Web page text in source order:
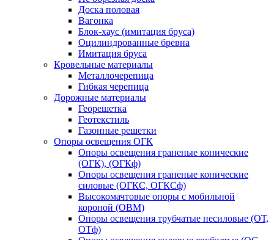
Доска половая
Вагонка
Блок-хаус (имитация бруса)
Оцилиндрованные бревна
Имитация бруса
Кровельные материалы
Металлочерепица
Гибкая черепица
Дорожные материалы
Георешетка
Геотекстиль
Газонные решетки
Опоры освещения ОГК
Опоры освещения граненые конические
(ОГК), (ОГКф)
Опоры освещения граненые конические
силовые (ОГКС, ОГКСф)
Высокомачтовые опоры с мобильной
короной (ОВМ)
Опоры освещения трубчатые несиловые (ОТ,
ОТф)